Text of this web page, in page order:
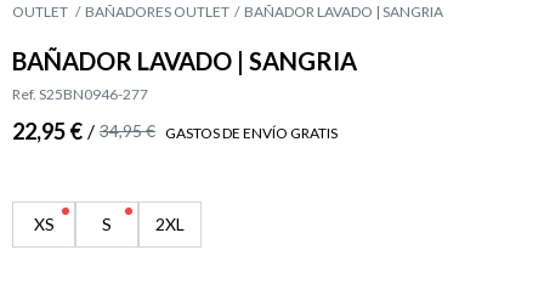
OUTLET BAÑADORES OUTLET BAÑADOR LAVADO | SANGRIA
BAÑADOR LAVADO | SANGRIA
Ref. S25BN0946-277
22,95 € / 34,95 € GASTOS DE ENVÍO GRATIS
XS S 2XL